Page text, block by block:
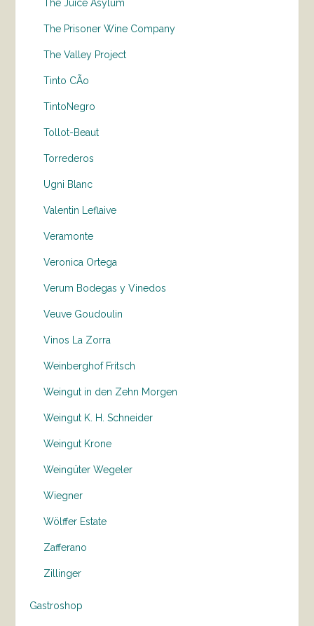
The Juice Asylum
The Prisoner Wine Company
The Valley Project
Tinto CÃo
TintoNegro
Tollot-Beaut
Torrederos
Ugni Blanc
Valentin Leflaive
Veramonte
Veronica Ortega
Verum Bodegas y Vinedos
Veuve Goudoulin
Vinos La Zorra
Weinberghof Fritsch
Weingut in den Zehn Morgen
Weingut K. H. Schneider
Weingut Krone
Weingüter Wegeler
Wiegner
Wölffer Estate
Zafferano
Zillinger
Gastroshop